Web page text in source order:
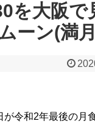
を大阪
ーン(満
令和2年最後の月